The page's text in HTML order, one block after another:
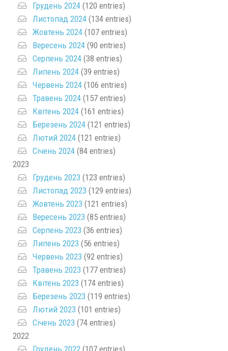
Грудень 2024 (120 entries)
Листопад 2024 (134 entries)
Жовтень 2024 (107 entries)
Вересень 2024 (90 entries)
Серпень 2024 (38 entries)
Липень 2024 (39 entries)
Червень 2024 (106 entries)
Травень 2024 (157 entries)
Квітень 2024 (161 entries)
Березень 2024 (121 entries)
Лютий 2024 (121 entries)
Січень 2024 (84 entries)
2023
Грудень 2023 (123 entries)
Листопад 2023 (129 entries)
Жовтень 2023 (121 entries)
Вересень 2023 (85 entries)
Серпень 2023 (36 entries)
Липень 2023 (56 entries)
Червень 2023 (92 entries)
Травень 2023 (177 entries)
Квітень 2023 (174 entries)
Березень 2023 (119 entries)
Лютий 2023 (101 entries)
Січень 2023 (74 entries)
2022
Грудень 2022 (107 entries)